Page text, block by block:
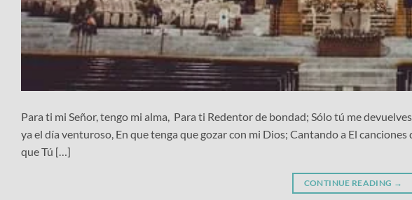
Para ti mi Señor, tengo mi alma, Para ti Redentor de bondad; Sólo tú me
ya el día venturoso, En que tenga que gozar con mi Dios; Cantando a El
que Tú […]
CONTINUE READING →